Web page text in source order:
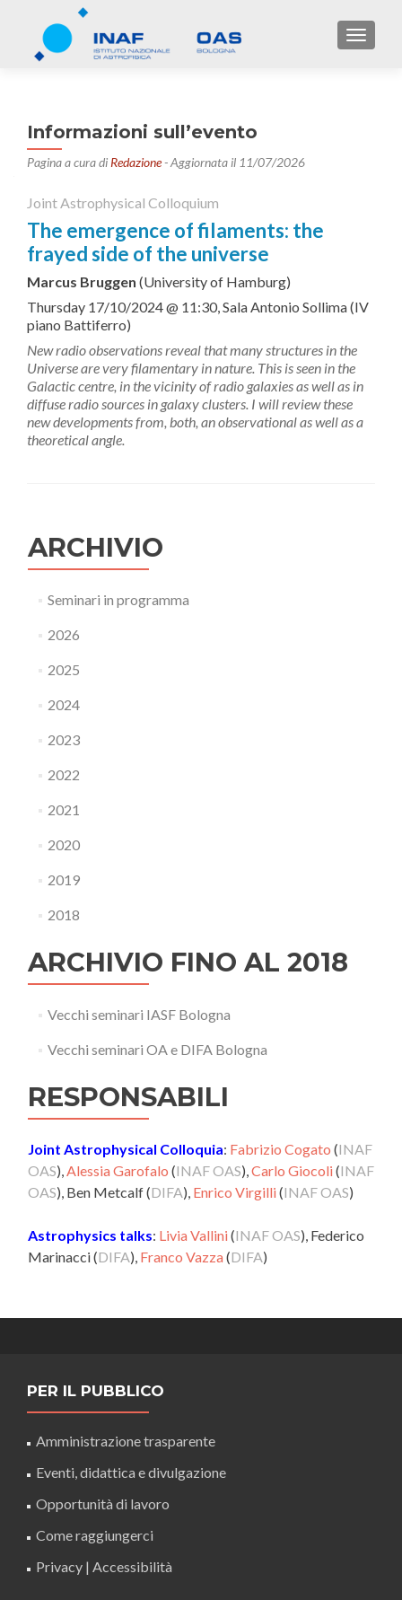
Informazioni sull’evento
Pagina a cura di Redazione- Aggiornata il 11/07/2026
Joint Astrophysical Colloquium
The emergence of filaments: the
frayed side of the universe
Marcus Bruggen (University of Hamburg)
Thursday 17/10/2024 @ 11:30, Sala Antonio Sollima (IV
piano Battiferro)
New radio observations reveal that many structures in the
Universe are very filamentary in nature. This is seen in the
Galactic centre, in the vicinity of radio galaxies as well as in
diffuse radio sources in galaxy clusters. I will review these
new developments from, both, an observational as well as a
theoretical angle.
ARCHIVIO
Seminari in programma
2026
2025
2024
2023
2022
2021
2020
2019
2018
ARCHIVIO FINO AL 2018
Vecchi seminari IASF Bologna
Vecchi seminari OA e DIFA Bologna
RESPONSABILI
Joint Astrophysical Colloquia: Fabrizio Cogato (INAF
OAS),Alessia Garofalo (INAF OAS),Carlo Giocoli(INAF
OAS), Ben Metcalf (DIFA), Enrico Virgilli(INAF OAS)
Astrophysics talks: Livia Vallini(INAF OAS), Federico
Marinacci (DIFA), Franco Vazza(DIFA)
PER IL PUBBLICO
Amministrazione trasparente
Eventi, didattica e divulgazione
Opportunità di lavoro
Come raggiungerci
Privacy | Accessibilità